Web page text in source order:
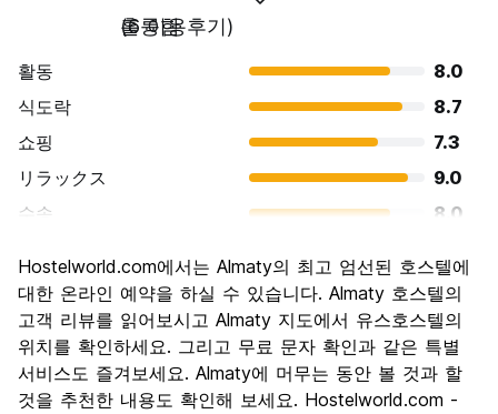
훌륭함
(6 이용후기)
활동
8.0
식도락
8.7
쇼핑
7.3
リラックス
9.0
수송
8.0
문화
7.7
나이트 라이프
7.7
가격 대비 만족도
9.0
Hostelworld.com에서는 Almaty의 최고 엄선된 호스텔에
대한 온라인 예약을 하실 수 있습니다. Almaty 호스텔의
고객 리뷰를 읽어보시고 Almaty 지도에서 유스호스텔의
위치를 확인하세요. 그리고 무료 문자 확인과 같은 특별
서비스도 즐겨보세요. Almaty에 머무는 동안 볼 것과 할
것을 추천한 내용도 확인해 보세요. Hostelworld.com -